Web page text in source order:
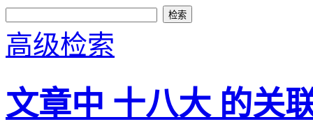
高级检索
文章中 十八大 的关